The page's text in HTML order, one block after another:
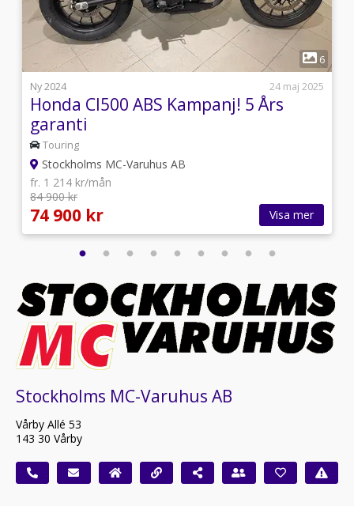
1
6
Ny 2024
24 maj 2025
Honda Cl500 ABS Kampanj! 5 Års
garanti
Touring
Stockholms MC-Varuhus AB
fr. 1 214 kr/mån
84 900 kr
74 900 kr Visa mer
Stockholms MC-Varuhus AB
Vårby Allé 53
143 30 Vårby